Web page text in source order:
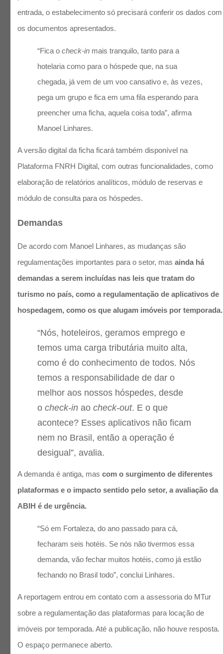
entrada, o estabelecimento só precisará conferir os dados com
os documentos apresentados.
“Fica ocheck-in mais tranquilo, tanto para a
hotelaria como para o hóspede que, na sua
chegada, já vem de um voo cansativo e, às vezes,
pega um grupo e fica em uma fila esperando para
preencher uma ficha, aquela coisa toda”, afirma
Manoel Linhares.
A versão digital da ficha ficará também disponível na
Plataforma FNRH Digital, com outras funcionalidades, como
elaboração de relatórios analíticos, módulo de reservas e
módulo de consulta para os hóspedes.
Demandas
De acordo com Manoel Linhares, as mudanças são
regulamentações importantes para o setor, masainda há
demandas a serem incluídas nas leis que tratam do
turismo no país, como a regulamentação de aplicativos de
hospedagem, como os que alugam imóveis por temporada.
“Nós, hoteleiros, geramos emprego e
temos uma carga tributária muito alta,
como é do conhecimento de todos. Nós
temos a responsabilidade de dar o
melhor aos nossos hóspedes, desde
ocheck-in aocheck-out. E o que
acontece? Esses aplicativos não ficam
nem no Brasil, então a operação é
desigual”, avalia.
A demanda é antiga, mascom o surgimento de diferentes
plataformas e o impacto sentido pelo setor, a avaliação da
ABIH é de urgência.
“Só em Fortaleza, do ano passado para cá,
fecharam seis hotéis. Se nós não tivermos essa
demanda, vão fechar muitos hotéis, como já estão
fechando no Brasil todo”, conclui Linhares.
A reportagem entrou em contato com a assessoria do MTur
sobre a regulamentação das plataformas para locação de
imóveis por temporada. Até a publicação, não houve resposta.
O espaço permanece aberto.